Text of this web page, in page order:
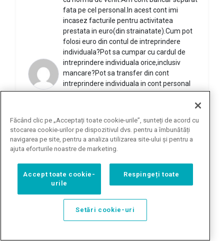
fata pe cel personal.In acest cont imi
incasez facturile pentru activitatea
prestata in euro(din strainatate).Cum pot
folosi euro din contul de intreprindere
individuala?Pot sa cumpar cu cardul de
intreprindere individuala orice,inclusiv
mancare?Pot sa transfer din cont
intreprindere individuala in cont personal
pentru cheltuieli diverse ?Aceste
sunt modificari legislative in acest sens ,de
anul acesta?) va multumesc anticipat,
mariana - 10 iunie 2019 at 19:30
Buna ziua! Transferati in contul personal
si de acolo faceti ce plati doriti. La detalii
Cozma
7:14
Făcând clic pe „Acceptați toate cookie-urile”, sunteți de acord cu
stocarea cookie-urilor pe dispozitivul dvs. pentru a îmbunătăți
navigarea pe site, pentru a analiza utilizarea site-ului și pentru a
ajuta eforturile noastre de marketing.
Accept toate cookie-
urile
Respingeți toate
Setări cookie-uri